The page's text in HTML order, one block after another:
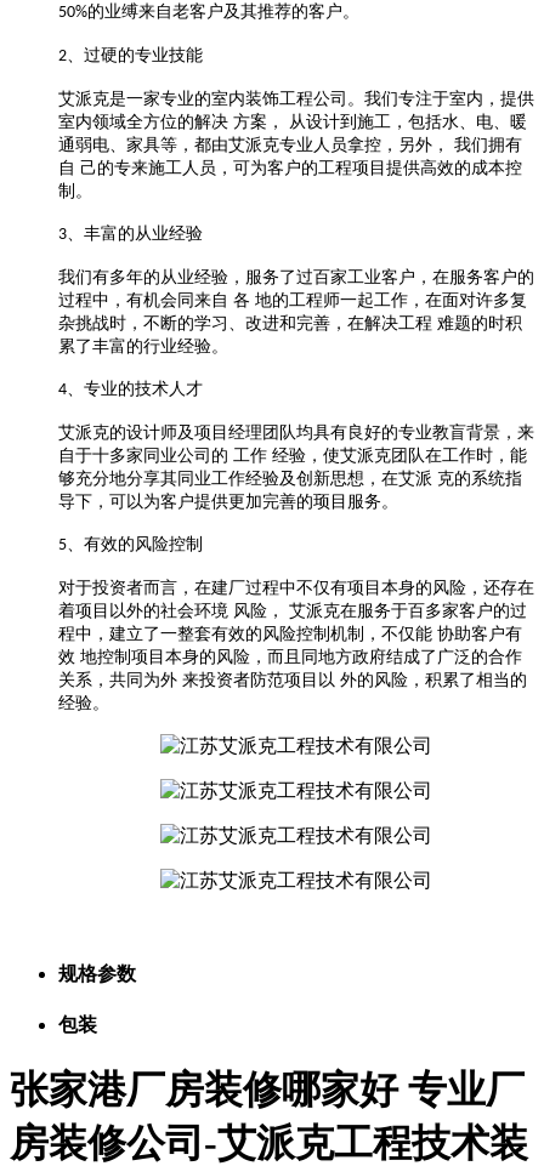
50%的业缚来自老客户及其推荐的客户。
2、过硬的专业技能
艾派克是一家专业的室内装饰工程公司。我们专注于室内，提供
室内领域全方位的解决 方案，
从设计到施工，包括水、电、暖
通弱电、家具等，都由艾派克专业人员拿控，另外，
我们拥有
自 己的专来施工人员，可为客户的工程项目提供高效的成本控
制。
3、丰富的从业经验
我们有多年的从业经验，服务了过百家工业客户，在服务客户的
过程中，有机会同来自 各 地的工程师一起工作，在面对许多复
杂挑战时，不断的学习、改进和完善，在解决工程 难题的时积
累了丰富的行业经验。
4、专业的技术人才
艾派克的设计师及项目经理团队均具有良好的专业教盲背景，来
自于十多家同业公司的 工作 经验，使艾派克团队在工作时，能
够充分地分享其同业工作经验及创新思想，在艾派 克的系统指
导下，可以为客户提供更加完善的顼目服务。
5、有效的风险控制
对于投资者而言，在建厂过程中不仅有项目本身的风险，还存在
着项目以外的社会环境 风险，
艾派克在服务于百多家客户的过
程中，建立了一整套有效的风险控制机制，不仅能 协助客户有
效 地控制项目本身的风险，而且同地方政府结成了广泛的合作
关系，共同为外 来投资者防范项目以 外的风险，积累了相当的
经验。
规格参数
包装
张家港厂房装修哪家好 专业厂
房装修公司-艾派克工程技术装